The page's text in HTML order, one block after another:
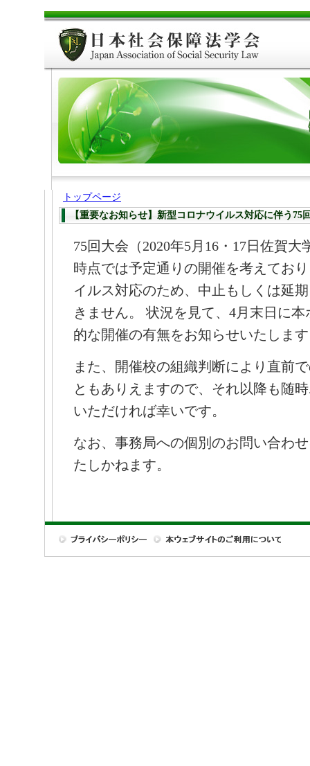
トップページ
【重要なお知らせ】新型コロナウイルス対応に伴う75
75回大会（2020年5月16・17日佐賀
時点では予定通りの開催を考えてお
イルス対応のため、中止もしくは延
きません。 状況を見て、4月末日に
的な開催の有無をお知らせいたしま
また、開催校の組織判断により直前
ともありえますので、それ以降も随
いただければ幸いです。
なお、事務局への個別のお問い合わ
たしかねます。